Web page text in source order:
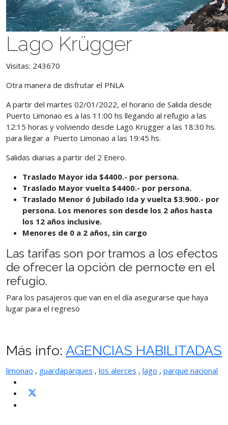
Lago Krügger
Visitas: 243670
Otra manera de disfrutar el PNLA
A partir del martes 02/01/2022, el horario de Salida desde
Puerto Limonao es a las 11:00 hs llegando al refugio a las
12:15 horas y volviendo desde Lago Krügger a las 18:30 hs.
para llegar a Puerto Limonao a las 19:45 hs.
Salidas diarias a partir del 2 Enero.
Traslado Mayor ida $4400.- por persona.
Traslado Mayor vuelta $4400.- por persona.
Traslado Menor ó Jubilado Ida y vuelta $3.900.- por
persona. Los menores son desde los 2 años hasta
los 12 años inclusive.
Menores de 0 a 2 años, sin cargo
Las tarifas son por tramos a los efectos
de ofrecer la opción de pernocte en el
refugio.
Para los pasajeros que van en el día asegurarse que haya
lugar para el regreso
Más info: AGENCIAS HABILITADAS
limonao , guardaparques , los alerces , lago , parque nacional